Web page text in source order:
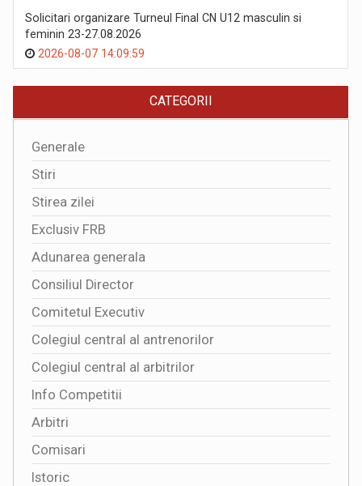
Solicitari organizare Turneul Final CN U12 masculin si
feminin 23-27.08.2026
2026-08-07 14:09:59
CATEGORII
Generale
Stiri
Stirea zilei
Exclusiv FRB
Adunarea generala
Consiliul Director
Comitetul Executiv
Colegiul central al antrenorilor
Colegiul central al arbitrilor
Info Competitii
Arbitri
Comisari
Istoric